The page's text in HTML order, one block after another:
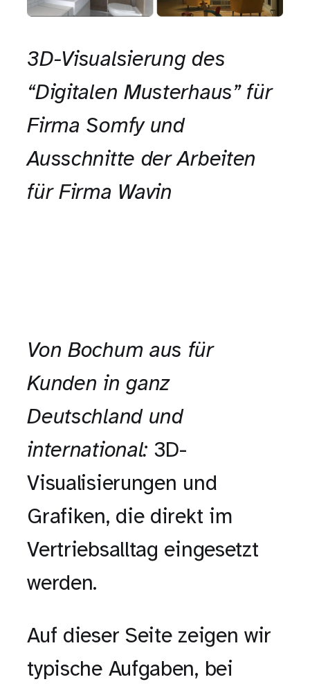
3D-Visualsierung des
“Digitalen Musterhaus” für
Firma Somfy und
Ausschnitte der Arbeiten
für Firma Wavin
Von Bochum aus für
Kunden in ganz
Deutschland und
international: 3D-
Visualisierungen und
Grafiken, die direkt im
Vertriebsalltag eingesetzt
werden.
Auf dieser Seite zeigen wir
typische Aufgaben, bei